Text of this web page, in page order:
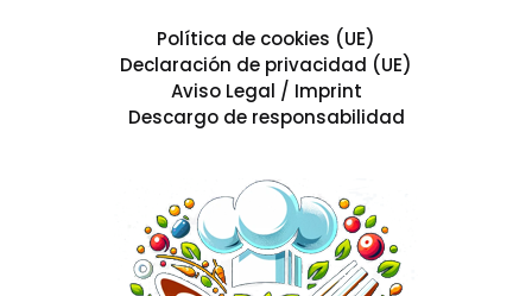
Política de cookies (UE)
Declaración de privacidad (UE)
Aviso Legal / Imprint
Descargo de responsabilidad